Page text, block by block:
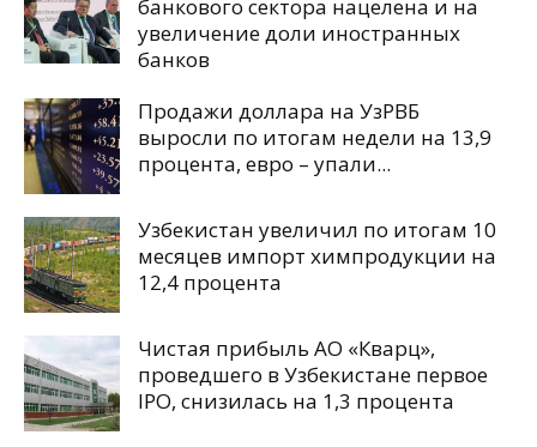
банкового сектора нацелена и на
увеличение доли иностранных
банков
Продажи доллара на УзРВБ
выросли по итогам недели на 13,9
процента, евро – упали...
Узбекистан увеличил по итогам 10
месяцев импорт химпродукции на
12,4 процента
Чистая прибыль АО «Кварц»,
проведшего в Узбекистане первое
IPO, снизилась на 1,3 процента